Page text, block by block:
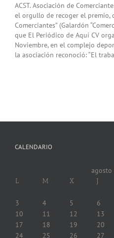
ACST. Asociación de
el orgullo de recoger el premio,
Comerciantes” (Galardón
que El Periódico de Aquí CV
Noviembre, en el complejo
la asociación reconoció: “El
CALENDARIO
agosto
L M X J
3
4 5 6
10
11 12 13
17
18 19 20
24
25 26 27